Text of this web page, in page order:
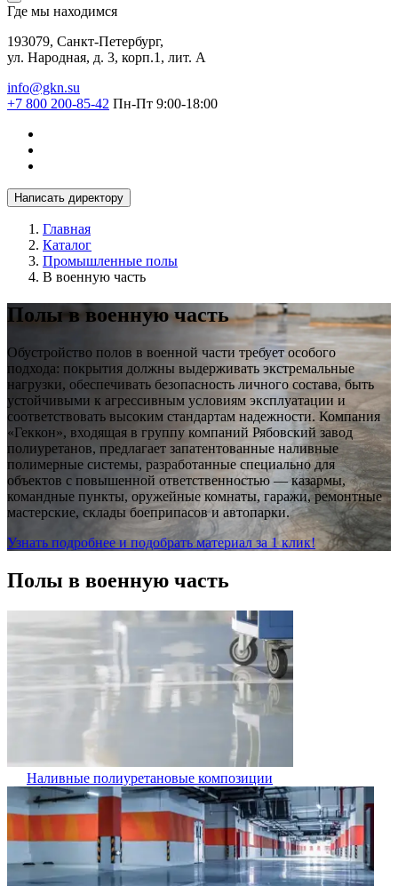
Где мы находимся
193079, Санкт-Петербург,
ул. Народная, д. 3, корп.1, лит. А
info@gkn.su
+7 800 200-85-42 Пн-Пт 9:00-18:00
Написать директору
Главная
Каталог
Промышленные полы
В военную часть
Полы в военную часть
Обустройство полов в военной части требует особого
подхода: покрытия должны выдерживать экстремальные
нагрузки, обеспечивать безопасность личного состава, быть
устойчивыми к агрессивным условиям эксплуатации и
соответствовать высоким стандартам надежности. Компания
«Геккон», входящая в группу компаний Рябовский завод
полиуретанов, предлагает запатентованные наливные
полимерные системы, разработанные специально для
объектов с повышенной ответственностью — казармы,
командные пункты, оружейные комнаты, гаражи, ремонтные
мастерские, склады боеприпасов и автопарки.
Узнать подробнее и подобрать материал за 1 клик!
Полы в военную часть
Наливные полиуретановые композиции